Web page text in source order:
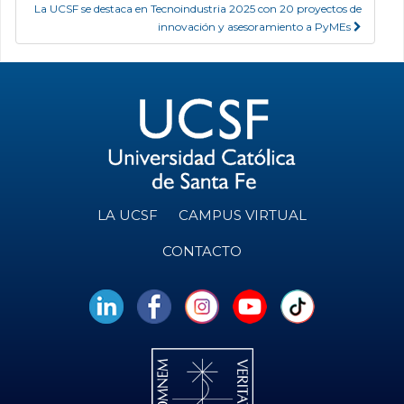
La UCSF se destaca en Tecnoindustria 2025 con 20 proyectos de
innovación y asesoramiento a PyMEs
LA UCSF CAMPUS VIRTUAL
CONTACTO